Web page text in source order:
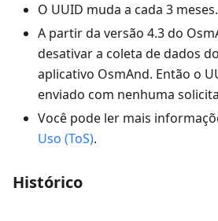
O UUID muda a cada 3 meses.
A partir da versão 4.3 do
desativar a coleta de dados
aplicativo OsmAnd. Então o
enviado com nenhuma
Você pode ler mais
Uso (ToS).
Histórico